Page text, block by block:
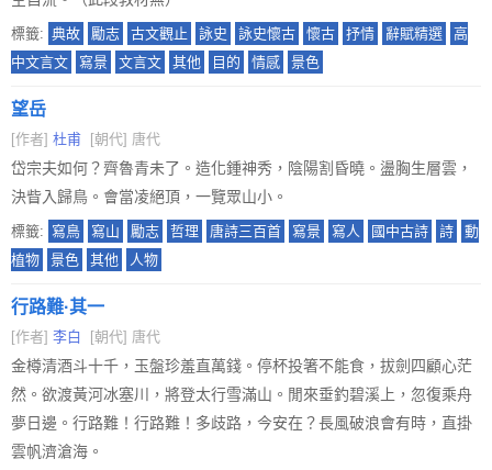
標籤: 典故 勵志 古文觀止 詠史 詠史懷古 懷古 抒情 辭賦精選
高
中文言文
寫景 文言文 其他 目的 情感 景色
望岳
[作者] 杜甫 [朝代] 唐代
岱宗夫如何？齊魯青未了。造化鍾神秀，陰陽割昏曉。盪胸生層雲，
決眥入歸鳥。會當凌絕頂，一覽眾山小。
標籤: 寫鳥 寫山 勵志 哲理 唐詩三百首 寫景 寫人 國中古詩 詩
動
植物
景色 其他 人物
行路難·其一
[作者] 李白 [朝代] 唐代
金樽清酒斗十千，玉盤珍羞直萬錢。停杯投箸不能食，拔劍四顧心茫
然。欲渡黃河冰塞川，將登太行雪滿山。閒來垂釣碧溪上，忽復乘舟
夢日邊。行路難！行路難！多歧路，今安在？長風破浪會有時，直掛
雲帆濟滄海。